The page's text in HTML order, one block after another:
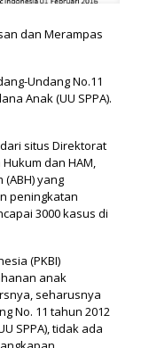
dan Merampas
Undang No.11
Anak (UU SPPA).
situs Direktorat
dan HAM,
yang
peningkatan
3000 kasus di
(PKBI)
anak
seharusnya
No. 11 tahun 2012
SPPA), tidak ada